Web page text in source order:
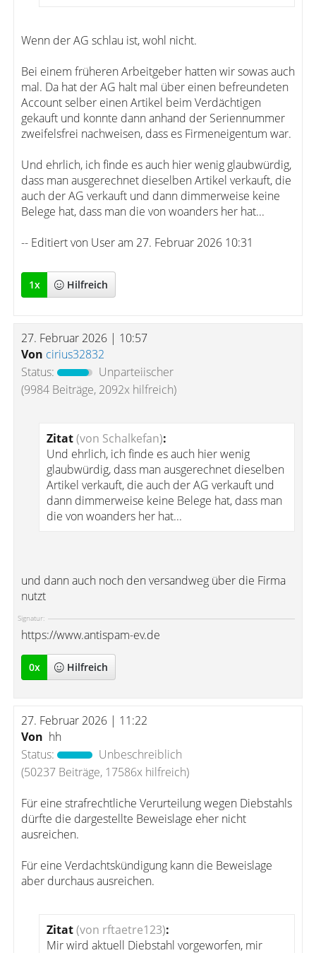
Wenn der AG schlau ist, wohl nicht.
Bei einem früheren Arbeitgeber hatten wir sowas auch
mal. Da hat der AG halt mal über einen befreundeten
Account selber einen Artikel beim Verdächtigen
gekauft und konnte dann anhand der Seriennummer
zweifelsfrei nachweisen, dass es Firmeneigentum war.
Und ehrlich, ich finde es auch hier wenig glaubwürdig,
dass man ausgerechnet dieselben Artikel verkauft, die
auch der AG verkauft und dann dimmerweise keine
Belege hat, dass man die von woanders her hat...
-- Editiert von User am 27. Februar 2026 10:31
1x Hilfreich
27. Februar 2026 | 10:57
Von cirius32832
Status:
Unparteiischer
(9984 Beiträge, 2092x hilfreich)
Zitat(von Schalkefan):
Und ehrlich, ich finde es auch hier wenig
glaubwürdig, dass man ausgerechnet dieselben
Artikel verkauft, die auch der AG verkauft und
dann dimmerweise keine Belege hat, dass man
die von woanders her hat...
und dann auch noch den versandweg über die Firma
nutzt
Signatur:
https://www.antispam-ev.de
0x Hilfreich
27. Februar 2026 | 11:22
Von hh
Status:
Unbeschreiblich
(50237 Beiträge, 17586x hilfreich)
Für eine strafrechtliche Verurteilung wegen Diebstahls
dürfte die dargestellte Beweislage eher nicht
ausreichen.
Für eine Verdachtskündigung kann die Beweislage
aber durchaus ausreichen.
Zitat(von rftaetre123):
Mir wird aktuell Diebstahl vorgeworfen, mir